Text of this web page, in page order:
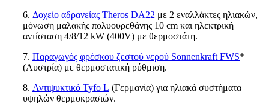
6. Δοχείο αδρανείας Theros DA22 με 2 εναλλάκτες ηλιακών,
μόνωση μαλακής πολυουρεθάνης 10 cm και ηλεκτρική
αντίσταση 4/8/12 kW (400V) με θερμοστάτη.
7. Παραγωγός φρέσκου ζεστού νερού Sonnenkraft FWS*
(Αυστρία) με θερμοστατική ρύθμιση.
8. Αντιψυκτικό Tyfo L (Γερμανία) για ηλιακά συστήματα
υψηλών θερμοκρασιών.